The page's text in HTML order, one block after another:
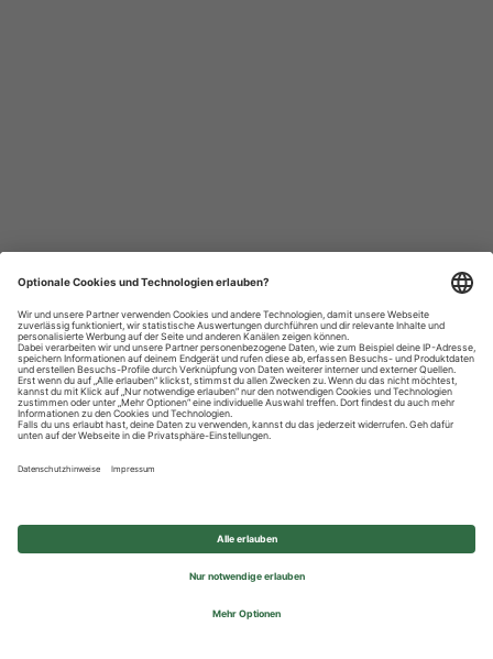
Datenschutzhinweise
Impressum
Privatsphäre-Einstellungen
© 2026 REWE Group - All rights reserved